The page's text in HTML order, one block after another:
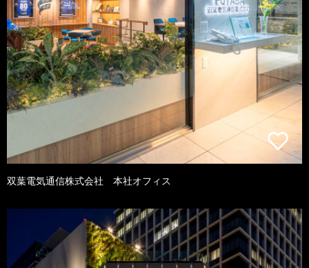
双葉電気通信株式会社 本社オフィス